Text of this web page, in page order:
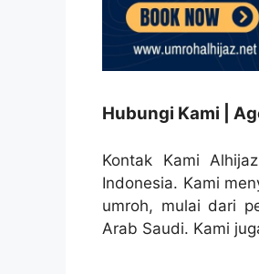
Hubungi Kami |
Kontak Kami
Indonesia. Kami
umroh, mulai dari
Arab Saudi. Kami